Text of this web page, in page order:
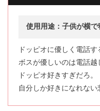
使用用途：子供が横で
ドッピオに優しく電話す
ボスが優しいのは電話越
ドッピオ好きすぎだろ。
自分しか好きになれない